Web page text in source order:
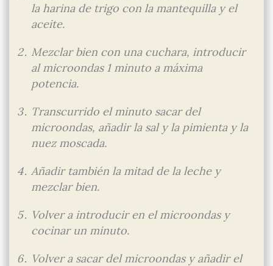
la harina de trigo con la mantequilla y el
aceite.
Mezclar bien con una cuchara, introducir
al microondas 1 minuto a máxima
potencia.
Transcurrido el minuto sacar del
microondas, añadir la sal y la pimienta y la
nuez moscada.
Añadir también la mitad de la leche y
mezclar bien.
Volver a introducir en el microondas y
cocinar un minuto.
Volver a sacar del microondas y añadir el